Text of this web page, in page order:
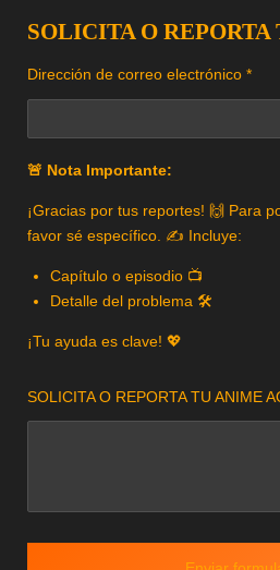
SOLICITA O
Dirección de correo electrónico *
🚨 Nota Importante:
¡Gracias por tus reportes! 🙌 Para
favor sé específico. ✍️ Incluye:
Capítulo o episodio 📺
Detalle del problema 🛠️
¡Tu ayuda es clave! 💖
SOLICITA O REPORTA TU ANIME